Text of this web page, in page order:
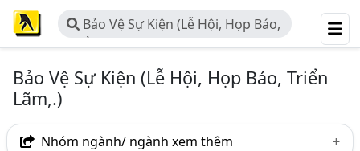
Bảo Vệ Sự Kiện (Lễ Hội, Họp Báo,
Triển Lãm,.)
Bảo Vệ Sự Kiện (Lễ Hội, Họp Báo, Triển
Lãm,.)
Nhóm ngành/ ngành xem thêm